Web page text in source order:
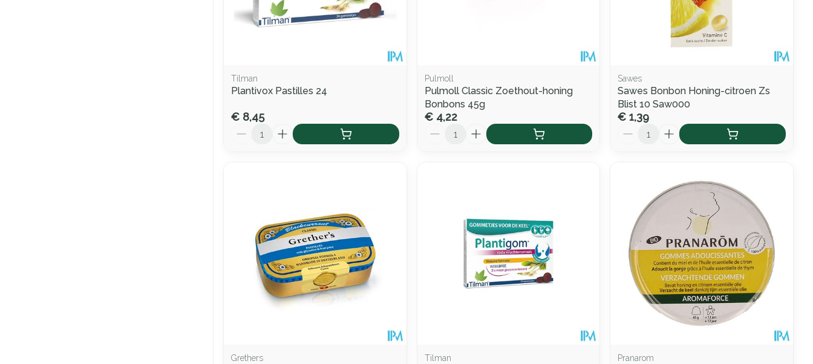
Tilman
Plantivox Pastilles 24
€ 8,45
Pulmoll
Pulmoll Classic Zoethout-honing
Bonbons 45g
€ 4,22
Sawes
Sawes Bonbon Honing-citroen Zs
Blist 10 Saw000
€ 1,39
Grethers Tilman Pranarom